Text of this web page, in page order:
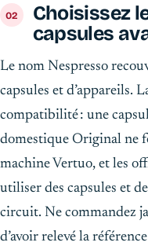
Choisissez
capsules
Le nom Nespresso
capsules et d’appareils.
compatibilité : une
domestique Original ne
machine Vertuo, et les
utiliser des capsules et
circuit. Ne commandez
d’avoir relevé la